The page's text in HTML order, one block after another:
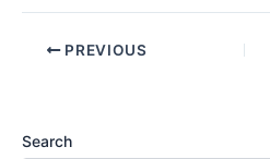
PREVIOUS
Search